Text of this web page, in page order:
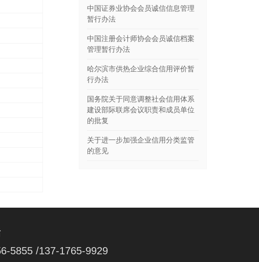
中国证券业协会会员诚信信息管理
暂行办法
中国注册会计师协会会员诚信档案
管理暂行办法
哈尔滨市供热企业综合信用评价暂
行办法
国务院关于同意调整社会信用体系
建设部际联席会议职责和成员单位
的批复
关于进一步加强企业信用分类监管
的意见
5855 /137-1765-9929